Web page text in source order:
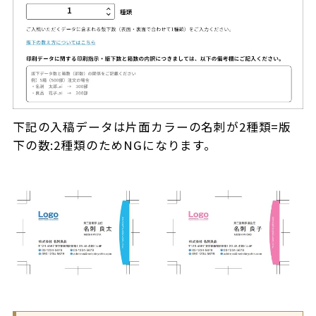
下記の入稿データは片面カラーの名刺が2種類=版
下の数:2種類のためNGになります。